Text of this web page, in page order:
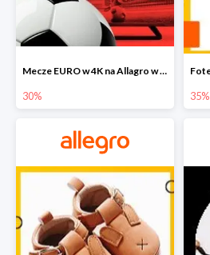
Mecze EURO w 4K na Allagro w super cenach
30% 35%